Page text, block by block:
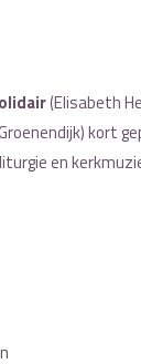
(Elisabeth
kort
en